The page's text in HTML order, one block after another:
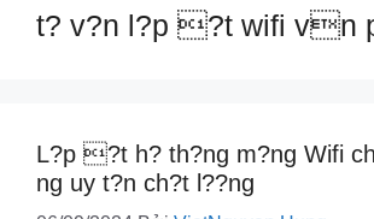
t? v?n l?p ?t wifi vn
L?p ?t h? th?ng m?ng Wifi
ng uy t?n ch?t l??ng